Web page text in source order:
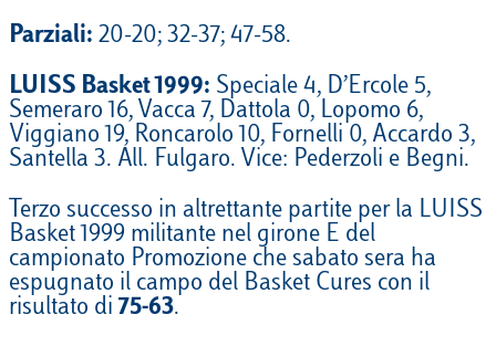
Parziali: 20-20; 32-37; 47-58.
LUISS Basket 1999: Speciale 4, D’Ercole 5,
Semeraro 16, Vacca 7, Dattola 0, Lopomo 6,
Viggiano 19, Roncarolo 10, Fornelli 0, Accardo 3,
Santella 3. All. Fulgaro. Vice: Pederzoli e Begni.
Terzo successo in altrettante partite per la LUISS
Basket 1999 militante nel girone E del
campionato Promozione che sabato sera ha
espugnato il campo del Basket Cures con il
risultato di 75-63.